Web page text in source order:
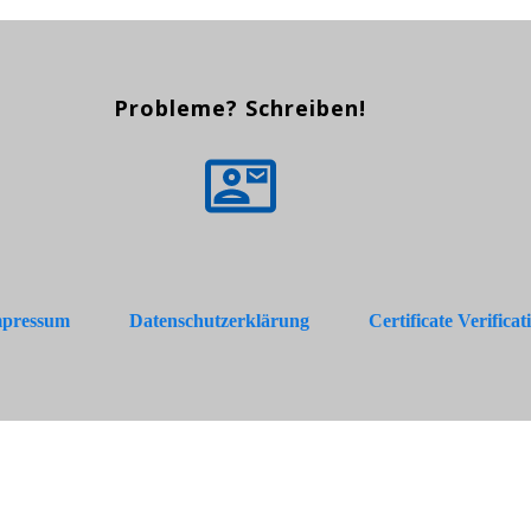
Probleme? Schreiben!
Datenschutzerklärung Certificate